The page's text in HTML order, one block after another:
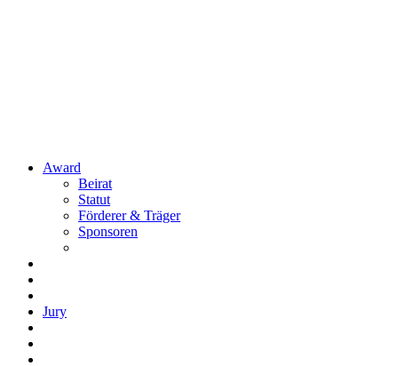
Award
Beirat
Statut
Förderer & Träger
Sponsoren
Jury